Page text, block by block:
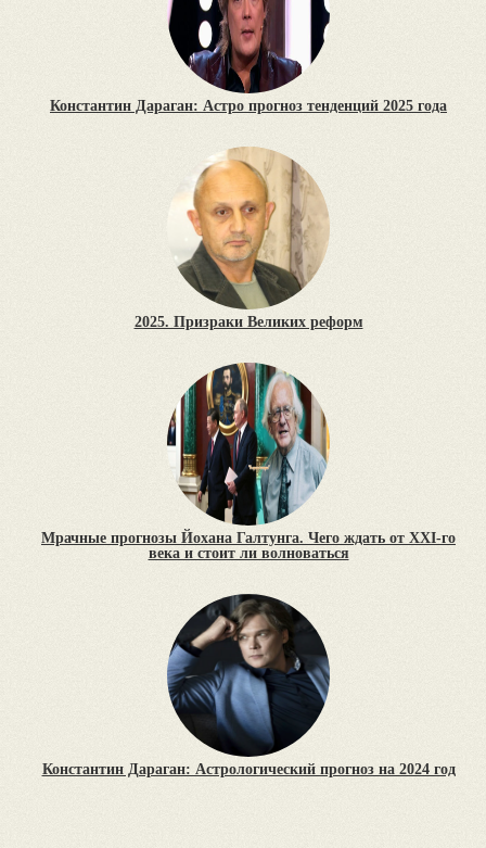
Константин Дараган: Астро прогноз тенденций 2025 года
2025. Призраки Великих реформ
Мрачные прогнозы Йохана Галтунга. Чего ждать от XXI-го
века и стоит ли волноваться
Константин Дараган: Астрологический прогноз на 2024 год